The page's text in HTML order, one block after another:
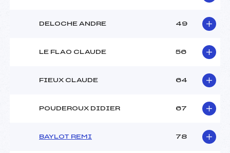
DELOCHE ANDRE 49
LE FLAO CLAUDE 56
FIEUX CLAUDE 64
POUDEROUX DIDIER 67
BAYLOT REMI 78